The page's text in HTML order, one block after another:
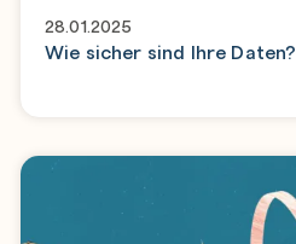
28.01.2025
Wie sicher sind Ihre Daten?